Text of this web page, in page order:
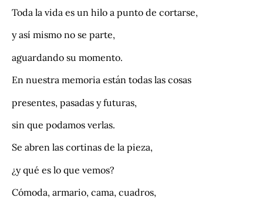
Toda la vida es un hilo a punto de cortarse,
y así mismo no se parte,
aguardando su momento.
En nuestra memoria están todas las cosas
presentes, pasadas y futuras,
sin que podamos verlas.
Se abren las cortinas de la pieza,
¿y qué es lo que vemos?
Cómoda, armario, cama, cuadros,